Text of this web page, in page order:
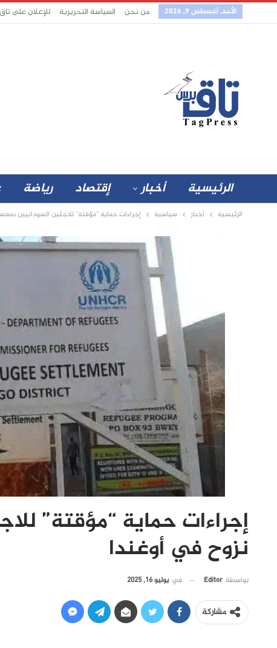
الأحد, أغسطس 9, 2026 من نحن السياسة التحريرية للإعلان على
الرئيسية أخبار إقتصاد رياضة
الرئيسية أخبار سياسية إجراءات حماية “مؤقتة” للاجئين السودانيين
إجراءات حماية “مؤقتة”
نزوح في أوغندا
بواسطة Editor في يوليو 16, 2025
مشاركة